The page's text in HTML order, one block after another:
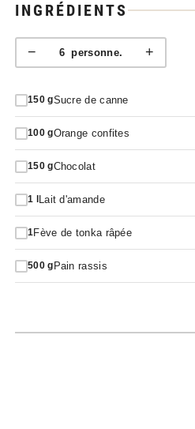
INGRÉDIENTS
− 6personne. +
150 gSucre de canne
100 gOrange confites
150 gChocolat
1 Lait d'amande
1Fève de tonka râpée
500 gPain rassis